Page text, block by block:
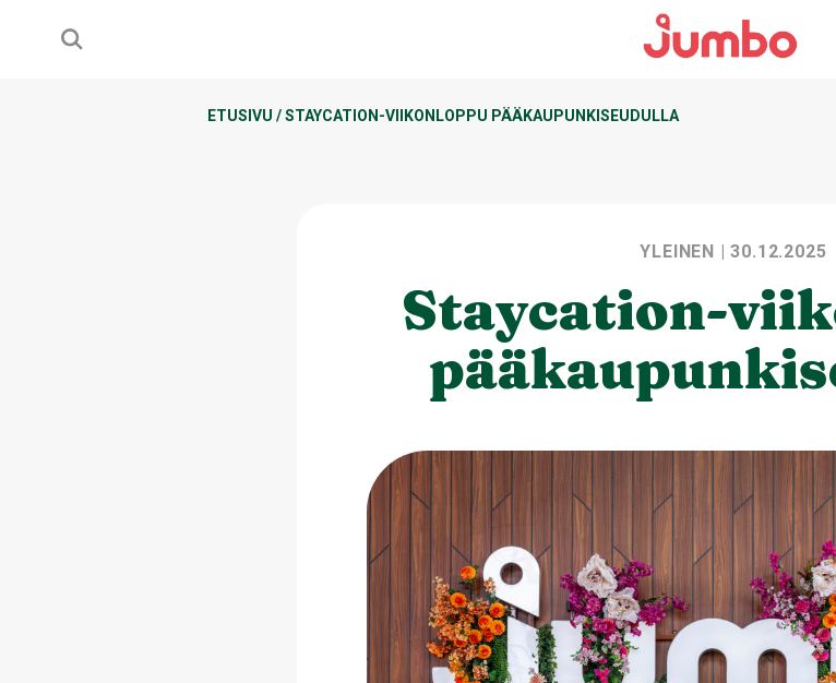
ETUSIVU /STAYCATION-VIIKONLOPPU PÄÄKAUPUNKISEUDULLA
YLEINEN | 30.12.2025
Staycation-